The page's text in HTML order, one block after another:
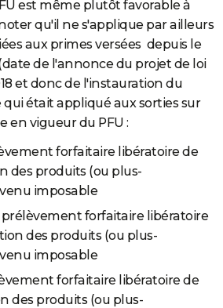
est même plutôt favorable à
qu'il ne s'applique par ailleurs
aux primes versées depuis le
de l'annonce du projet de loi
et donc de l'instauration du
qui était appliqué aux sorties sur
en vigueur du PFU :
forfaitaire libératoire de
des produits (ou plus-
imposable
forfaitaire libératoire
des produits (ou plus-
imposable
forfaitaire libératoire de
des produits (ou plus-